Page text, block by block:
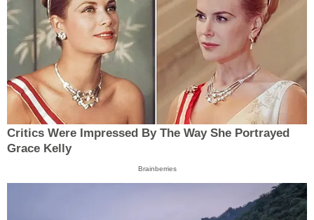
Critics Were Impressed By The Way She Portrayed
Grace Kelly
Brainberries